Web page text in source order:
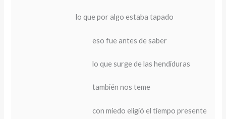
lo que por algo estaba tapado
eso fue antes de saber
lo que surge de las hendiduras
también nos teme
con miedo eligió el tiempo presente